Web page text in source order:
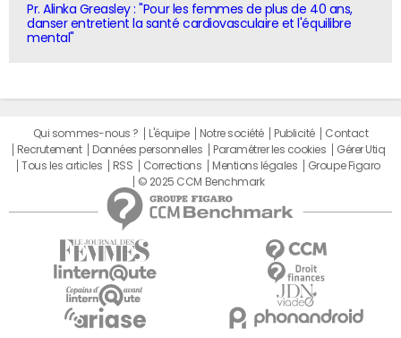
Pr. Alinka Greasley : "Pour les femmes de plus de 40 ans,
danser entretient la santé cardiovasculaire et l'équilibre
mental"
Qui sommes-nous ? L'équipe Notre société Publicité
Contact
Recrutement
Données personnelles Paramétrer les cookies
Gérer Utiq
Tous les articles
RSS Corrections Mentions légales
Groupe Figaro
© 2025 CCM Benchmark